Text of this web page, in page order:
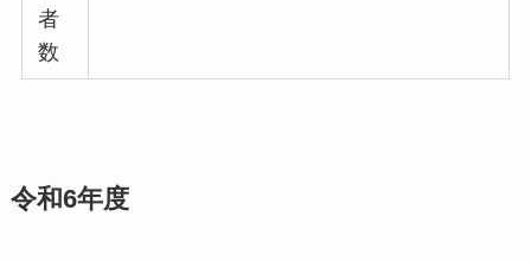
者
数
令和6年度